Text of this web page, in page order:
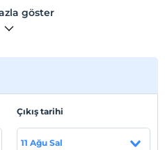
bu tesis, misafirlerine ev
tercih olan Cica Tatil Evi,
için mükemmel bir
çevrili, sakin bir
göster
Çıkış tarihi
11 Ağu Sal